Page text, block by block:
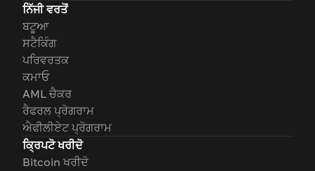
ਨਿੱਜੀ ਵਰਤੋਂ
ਬਟੂਆ
ਸਟੈਕਿੰਗ
ਪਰਿਵਰਤਕ
ਕਮਾਓ
AML ਚੈਕਰ
ਰੈਫਰਲ ਪ੍ਰੋਗਰਾਮ
ਐਫੀਲੀਏਟ ਪ੍ਰੋਗਰਾਮ
ਕ੍ਰਿਪਟੋ ਖਰੀਦੋ
Bitcoin ਖਰੀਦੋ